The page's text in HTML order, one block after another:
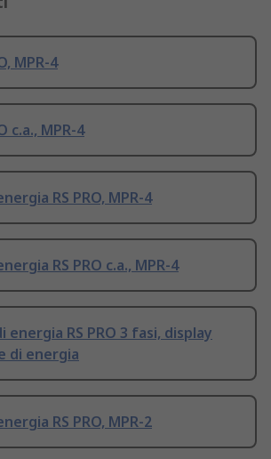
MPR-4
c.a., MPR-4
RS PRO, MPR-4
RS PRO c.a., MPR-4
RS PRO 3 fasi, display
di energia
RS PRO, MPR-2